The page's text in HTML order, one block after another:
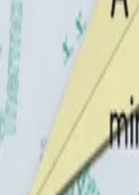
Isoleringsplader